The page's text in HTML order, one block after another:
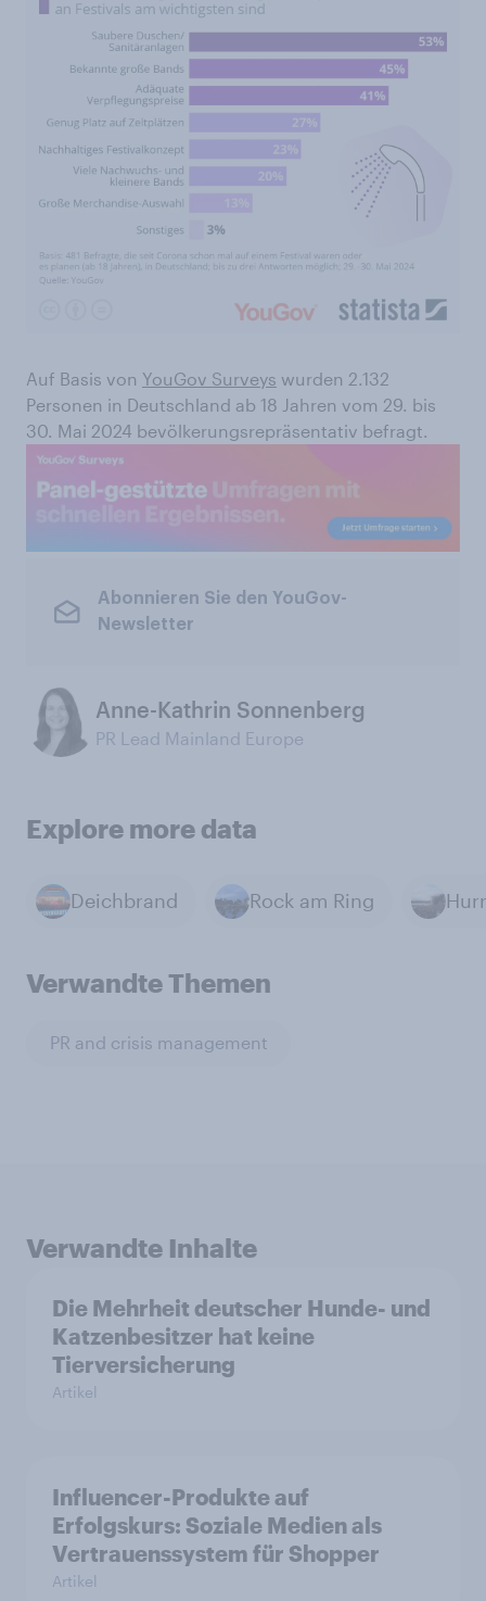
Auf Basis von YouGov Surveys wurden 2.132
Personen in Deutschland ab 18 Jahren vom 29. bis
30. Mai 2024 bevölkerungsrepräsentativ befragt.
Abonnieren Sie den YouGov-
Newsletter
Anne-Kathrin Sonnenberg
PR Lead Mainland Europe
Explore more data
Deichbrand Rock am Ring
Verwandte Themen
PR and crisis management
Verwandte Inhalte
Die Mehrheit deutscher Hunde- und
Katzenbesitzer hat keine
Tierversicherung
Artikel
Influencer-Produkte auf
Erfolgskurs: Soziale Medien als
Vertrauenssystem für Shopper
Artikel